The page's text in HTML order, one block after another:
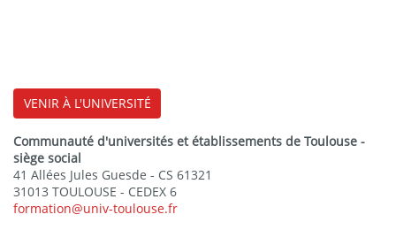
VENIR À L'UNIVERSITÉ
Communauté d'universités et établissements de Toulouse -
siège social
41 Allées Jules Guesde - CS 61321
31013 TOULOUSE - CEDEX 6
formation@univ-toulouse.fr